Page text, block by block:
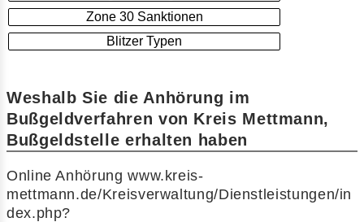
Zone 30 Sanktionen
Blitzer Typen
Weshalb Sie die Anhörung im
Bußgeldverfahren von Kreis Mettmann,
Bußgeldstelle erhalten haben
Online Anhörung www.kreis-
mettmann.de/Kreisverwaltung/Dienstleistungen/in
dex.php?